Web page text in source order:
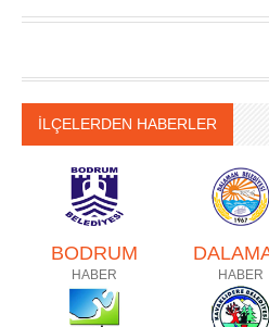
İLÇELERDEN HABERLER
BODRUM
HABER HABER